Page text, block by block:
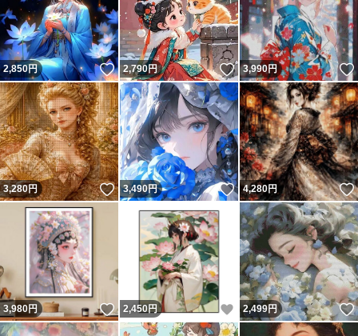
2,850円 いいね！
2,790円 いいね！
3,990円
3,280円 いいね！
3,490円 いいね！
4,280円
3,980円 いいね！
2,450円 いいね！
2,499円